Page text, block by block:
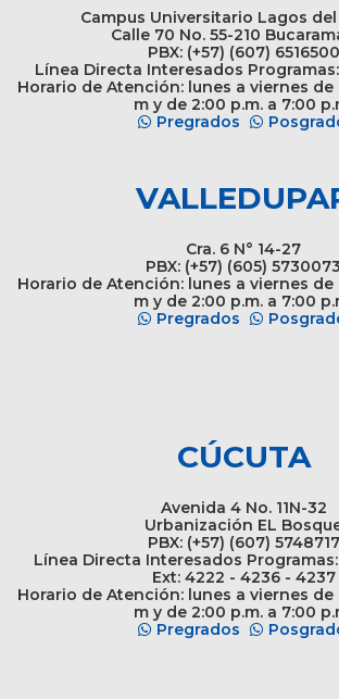
Campus Universitario Lagos
Calle 70 No. 55-210
PBX: (+57) (607) 6516500
Línea Directa Interesados Programas:
Horario de Atención: lunes a viernes de
m y de 2:00 p.m. a 7:00
Pregrados
Cra. 6 N° 14-27
PBX: (+57) (605) 5730073
Horario de Atención: lunes a viernes de
m y de 2:00 p.m. a 7:00
Pregrados
CÚCUTA
Avenida 4 No. 11N-32
Urbanización EL
PBX: (+57) (607) 5748717
Línea Directa Interesados Programas:
Ext: 4222 - 4236 - 4237
Horario de Atención: lunes a viernes de
m y de 2:00 p.m. a 7:00
Pregrados